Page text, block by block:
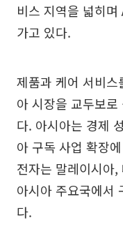
비스 지역을 넓히
가고 있다.
제품과 케어 서비스
아 시장을 교두보
다. 아시아는 경제
아 구독 사업 확장
전자는 말레이시아
아시아 주요국에서
다.